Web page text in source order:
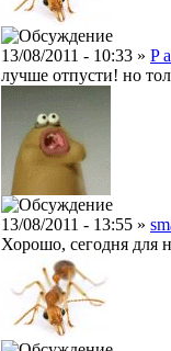
13/08/2011 - 10:33 » P
лучше отпусти! но
13/08/2011 - 13:55 »
Хорошо, сегодня для